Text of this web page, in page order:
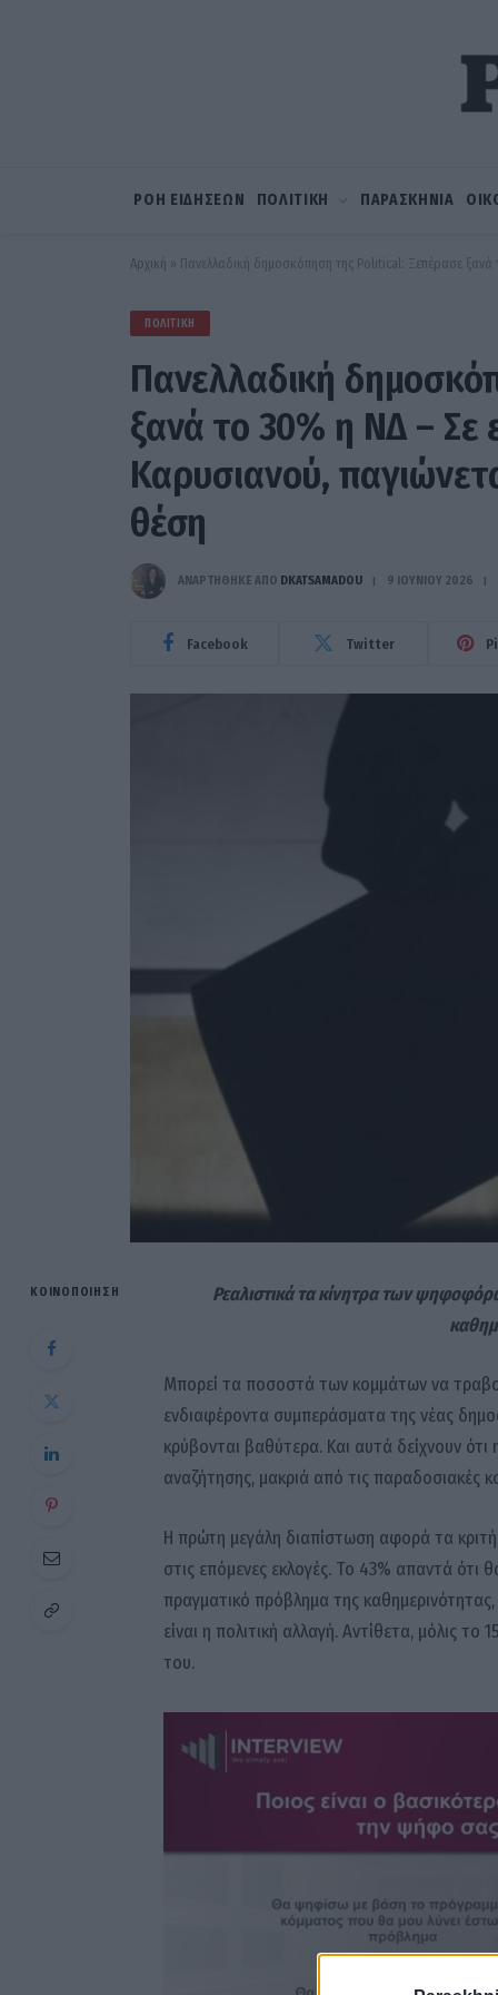
ΡΟΗ ΕΙΔΗΣΕΩΝ ΠΟΛΙΤΙΚΗ ΠΑΡΑΣΚΗΝΙΑ
Αρχική » Πανελλαδική δημοσκόπηση της Political: Ξεπέρασε
ΠΟΛΙΤΙΚΉ
Πανελλαδική
ξανά το 30% η ΝΔ –
Καρυσιανού,
θέση
ΑΝΑΡΤΗΘΗΚΕ ΑΠΟ DKATSAMADOU 9 ΙΟΥΝΊΟΥ 2026
Facebook Twitter
ΚΟΙΝΟΠΟΊΗΣΗ
Ρεαλιστικά τα κίνητρα των
Μπορεί τα ποσοστά των κομμάτων να
ενδιαφέροντα συμπεράσματα της νέας
κρύβονται βαθύτερα. Και αυτά δείχνουν ότι
αναζήτησης, μακριά από τις παραδοσιακές
Η πρώτη μεγάλη διαπίστωση αφορά τα
στις επόμενες εκλογές. Το 43% απαντά ότι
πραγματικό πρόβλημα της
είναι η πολιτική αλλαγή. Αντίθετα, μόλις
του.